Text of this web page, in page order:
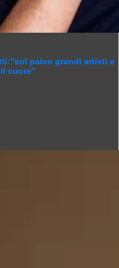
palco grandi artisti e
cuore”